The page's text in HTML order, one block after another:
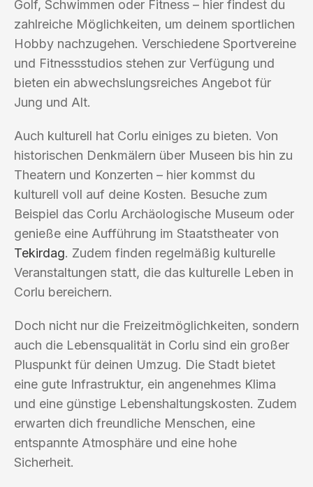
Golf, Schwimmen oder Fitness – hier findest du
zahlreiche Möglichkeiten, um deinem sportlichen
Hobby nachzugehen. Verschiedene Sportvereine
und Fitnessstudios stehen zur Verfügung und
bieten ein abwechslungsreiches Angebot für
Jung und Alt.
Auch kulturell hat Corlu einiges zu bieten. Von
historischen Denkmälern über Museen bis hin zu
Theatern und Konzerten – hier kommst du
kulturell voll auf deine Kosten. Besuche zum
Beispiel das Corlu Archäologische Museum oder
genieße eine Aufführung im Staatstheater von
Tekirdag. Zudem finden regelmäßig kulturelle
Veranstaltungen statt, die das kulturelle Leben in
Corlu bereichern.
Doch nicht nur die Freizeitmöglichkeiten, sondern
auch die Lebensqualität in Corlu sind ein großer
Pluspunkt für deinen Umzug. Die Stadt bietet
eine gute Infrastruktur, ein angenehmes Klima
und eine günstige Lebenshaltungskosten. Zudem
erwarten dich freundliche Menschen, eine
entspannte Atmosphäre und eine hohe
Sicherheit.